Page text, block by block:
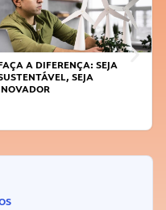
A DIFERENÇA: SEJA
SEJA